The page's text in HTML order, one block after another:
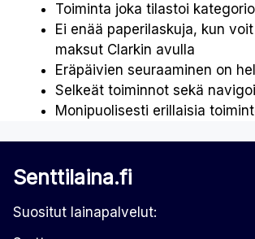
Toiminta joka tilastoi
Ei enää paperilaskuja, kun
maksut Clarkin avulla
Eräpäivien seuraaminen on
Selkeät toiminnot sekä
Monipuolisesti erillaisia
Senttilaina.fi
Suositut lainapalvelut: